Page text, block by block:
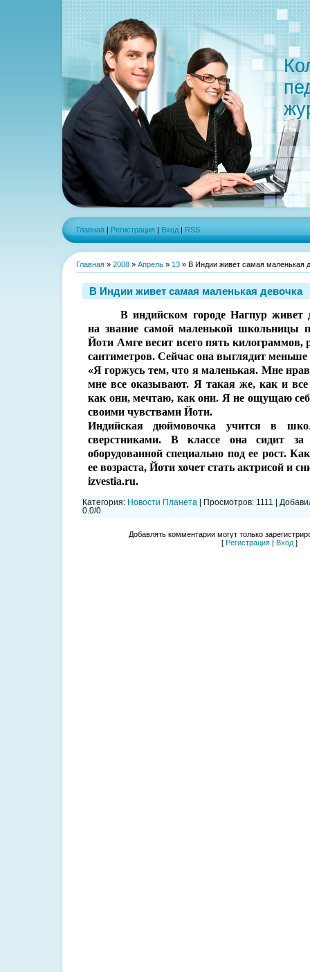
Главная | Регистрация | Вход | RSS
Главная » 2008 » Апрель » 13 » В Индии живет самая маленькая
В Индии живет самая маленькая девочка
В индийском городе Нагпур живет
на звание самой маленькой школьницы
Йоти Амге весит всего пять килограммов,
сантиметров. Сейчас она выглядит меньше
«Я горжусь тем, что я маленькая. Мне
мне все оказывают. Я такая же, как и
как они, мечтаю, как они. Я не ощущаю
своими чувствами Йоти.
Индийская дюймовочка учится в
сверстниками. В классе она сидит за
оборудованной специально под ее рост.
ее возраста, Йоти хочет стать актрисой и
izvestia.ru.
Категория: Новости Планета Просмотров: 1111
0.0/0
Добавлять комментарии могут только
[ Регистрация | Вход ]